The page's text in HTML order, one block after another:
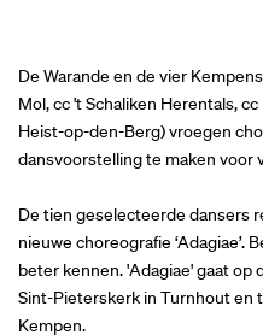
De Warande en de vier
Mol, cc 't Schaliken Herentals,
Heist-op-den-Berg) vroegen
dansvoorstelling te maken voor
De tien geselecteerde dansers
nieuwe choreografie ‘Adagiae’.
beter kennen. 'Adagiae' gaat op
Sint-Pieterskerk in Turnhout en
Kempen.